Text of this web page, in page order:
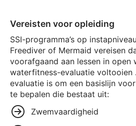
Vereisten voor opleiding
SSI-programma’s op
Freediver of Mermaid vereisen
voorafgaand aan lessen in open
waterfitness-evaluatie voltooien
evaluatie is om een basislijn
te bepalen die bestaat uit:
Zwemvaardigheid